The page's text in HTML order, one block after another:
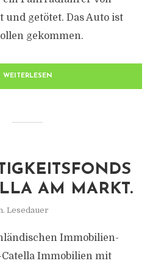
und getötet. Das Auto ist
gekommen.
WEITERLESEN
AM MARKT.
Lesedauer
Immobilien-
Immobilien mit